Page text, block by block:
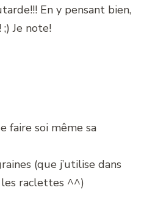
En y pensant bien,
;) Je note!
faire soi même sa
(que j’utilise dans
les raclettes ^^)